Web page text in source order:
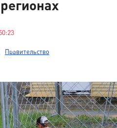
Правительство